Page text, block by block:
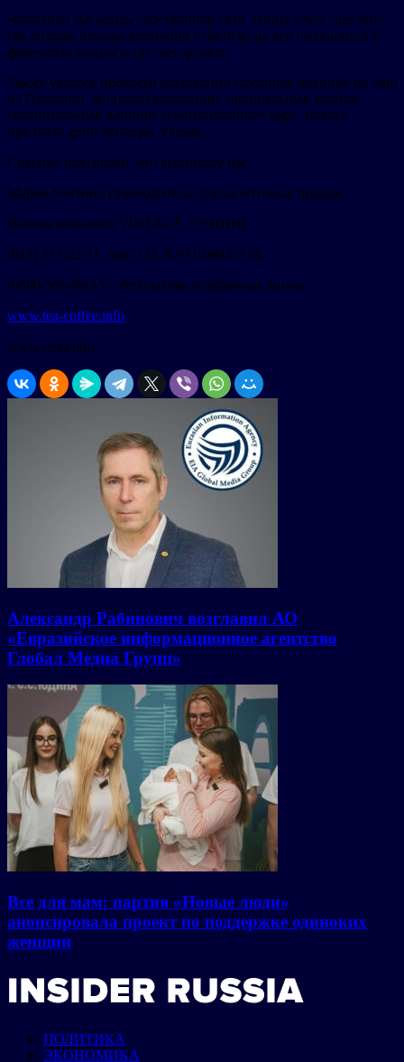
•посетили магазины собственной сети Унция www.chay.info,
где лидеры продаж компании ответили на все имеющиеся у
франчайзи вопросы по чаеторговле.
Также удалось провести дегустации сезонных новинок по чаю
из Германии, японской коллекции, премиальных улунов,
сравнительный каппинг плантационного кофе, нового
продукта дрип фильтры Vintage.
Спасибо партнерам, что выбирают нас!
Мария Улитина Руководитель отдела оптовых продаж
Чайная компания VINTAGE / УНЦИЯ
(812) 213-22-11, доб. 121, 8-921-090-67-66
8-800-505-80-25 – бесплатная телефонная линия
www.tea-coffee.info
www.chay.info
Александр Рабинович возглавил АО
«Евразийское информационное агентство
Глобал Медиа Групп»
Все для мам: партия «Новые люди»
анонсировала проект по поддержке одиноких
женщин
ПОЛИТИКА
ЭКОНОМИКА